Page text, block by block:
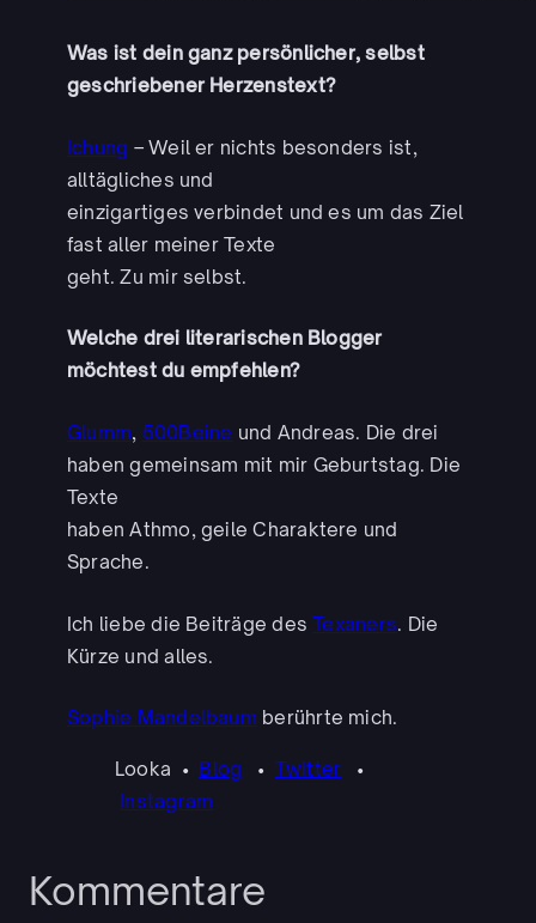
Was ist dein ganz persönlicher, selbst
geschriebener Herzenstext?
Ichung – Weil er nichts besonders ist,
alltägliches und
einzigartiges verbindet und es um das Ziel
fast aller meiner Texte
geht. Zu mir selbst.
Welche drei literarischen Blogger
möchtest du empfehlen?
Glumm, 500Beine und Andreas. Die drei
haben gemeinsam mit mir Geburtstag. Die
Texte
haben Athmo, geile Charaktere und
Sprache.
Ich liebe die Beiträge desTexaners. Die
Kürze und alles.
Sophie Mandelbaum berührte mich.
Looka • Blog • Twitter •
Instagram
Kommentare